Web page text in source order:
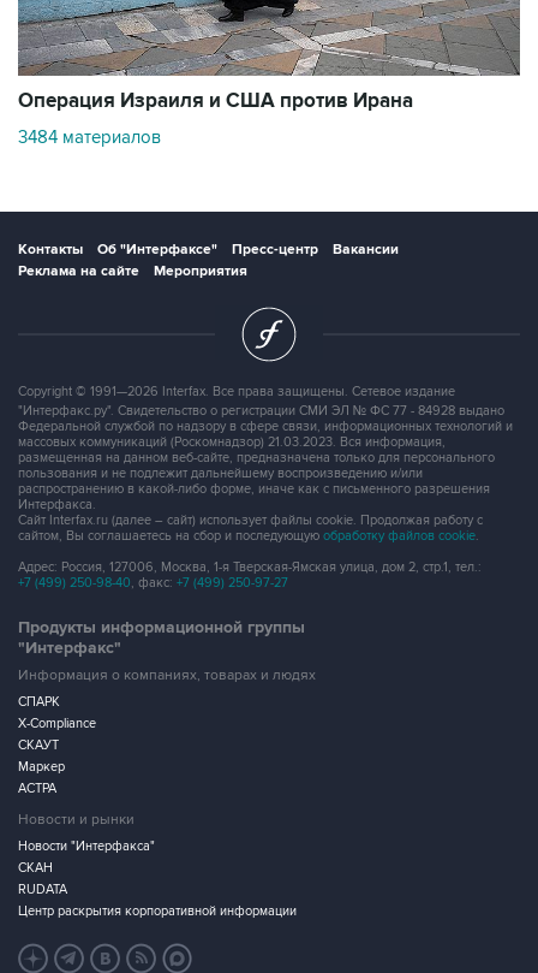
Операция Израиля и США против Ирана
3484 материалов
Контакты Об "Интерфаксе" Пресс-центр
Вакансии
Реклама на сайте
Мероприятия
Copyright © 1991—2026 Interfax. Все права защищены. Сетевое издание
"Интерфакс.ру". Свидетельство о регистрации СМИ ЭЛ № ФС 77 - 84928 выдано
Федеральной службой по надзору в сфере связи, информационных технологий и
массовых коммуникаций (Роскомнадзор) 21.03.2023. Вся информация,
размещенная на данном веб-сайте, предназначена только для персонального
пользования и не подлежит дальнейшему воспроизведению и/или
распространению в какой-либо форме, иначе как с письменного разрешения
Интерфакса.
Сайт Interfax.ru (далее – сайт) использует файлы cookie. Продолжая работу с
сайтом, Вы соглашаетесь на сбор и последующую обработку файлов cookie
Адрес: Россия, 127006, Москва, 1-я Тверская-Ямская улица, дом 2, стр.1, тел.:
+7 (499) 250-98-40 , факс: +7 (499) 250-97-27
Продукты информационной группы
"Интерфакс"
Информация о компаниях, товарах и людях
СПАРК
X-Compliance
СКАУТ
Маркер
АСТРА
Новости и рынки
Новости "Интерфакса"
СКАН
RUDATA
Центр раскрытия корпоративной информации